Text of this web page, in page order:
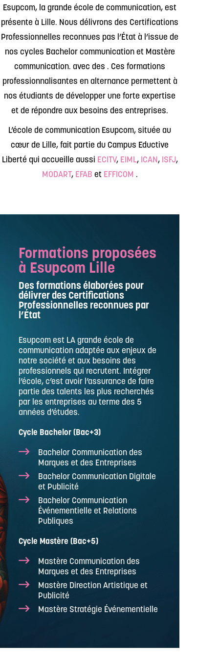
Esupcom, la grande école de communication, est
présente à Lille. Nous délivrons des Certifications
Professionnelles reconnues pas l’État à l’issue de
nos cycles Bachelor communication et Mastère
communication. avec des . Ces formations
professionnalisantes en alternance permettent à
nos étudiants de développer une forte expertise
et de répondre aux besoins des entreprises.
L’école de communication Esupcom, située au
cœur de Lille, fait partie du Campus Eductive
Liberté qui accueille aussi ECITV, EIML, ICAN , ISFJ,
MODART, EFAB et EFFICOM .
Formations proposées
à Esupcom Lille
Des formations élaborées pour
délivrer des Certifications
Professionnelles reconnues par
l’État
Esupcom est LA grande école de
communication adaptée aux enjeux de
notre société et aux besoins des
professionnels qui recrutent. Intégrer
l’école, c’est avoir l’assurance de faire
partie des talents les plus recherchés
par les entreprises au terme des 5
années d’études.
Cycle Bachelor (Bac+3)
Bachelor Communication des
Marques et des Entreprises
Bachelor Communication Digitale
et Publicité
Bachelor Communication
Événementielle et Relations
Publiques
Cycle Mastère (Bac+5)
Mastère Communication des
Marques et des Entreprises
Mastère Direction Artistique et
Publicité
Mastère Stratégie Événementielle